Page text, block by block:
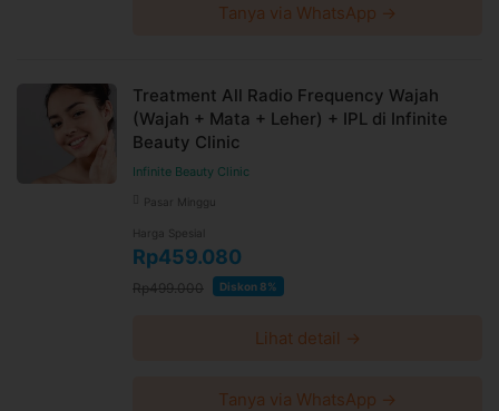
Tanya via WhatsApp →
Treatment All Radio Frequency Wajah
(Wajah + Mata + Leher) + IPL di Infinite
Beauty Clinic
Infinite Beauty Clinic
Pasar Minggu
Harga Spesial
Rp459.080
Rp499.000 Diskon 8%
Lihat detail →
Tanya via WhatsApp →